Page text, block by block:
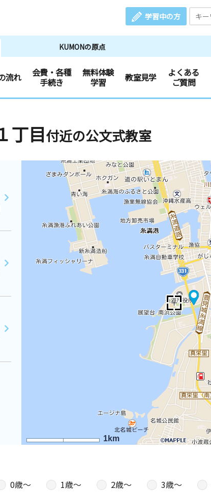
学習中の方
KUMONの原点
流れ
会費・各種
手続き
無料体験
学習
教室見学
よくある
ご質問
丁目付近の公文式教室
1km
0歳〜 1歳〜 2歳〜 3歳〜